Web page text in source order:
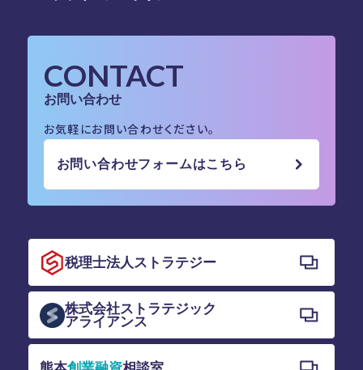
CONTACT
お問い合わせ
お気軽にお問い合わせください。
お問い合わせフォームはこちら
税理士法人ストラテジー
株式会社ストラテジック
アライアンス